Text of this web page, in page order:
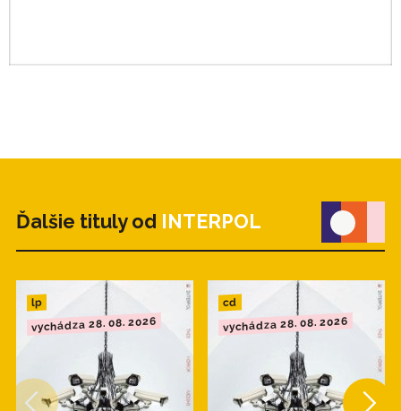
Ďalšie tituly od INTERPOL
lp
vychádza 28. 08. 2026
cd
vychádza 28. 08. 2026